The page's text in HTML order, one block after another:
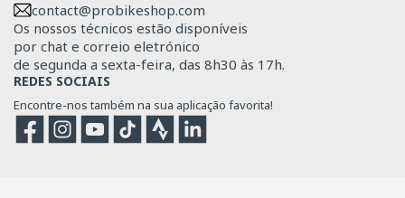
contact@probikeshop.com
Os nossos técnicos estão disponíveis
por chat e correio eletrónico
de segunda a sexta-feira, das 8h30 às 17h.
REDES SOCIAIS
Encontre-nos também na sua aplicação favorita!
FacebookInstagram
YouTubeTikTokStrava